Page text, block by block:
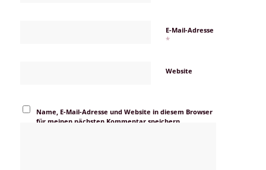
E-Mail-Adresse
*
Website
Name, E-Mail-Adresse und Website in diesem Browser
für meinen nächsten Kommentar speichern.